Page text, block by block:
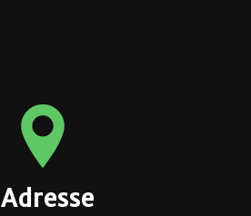
Adresse